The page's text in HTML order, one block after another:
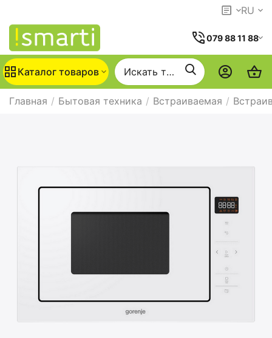
RU
079 88 11 88
Каталог товаров
Главная / Бытовая техника / Встраиваемая /